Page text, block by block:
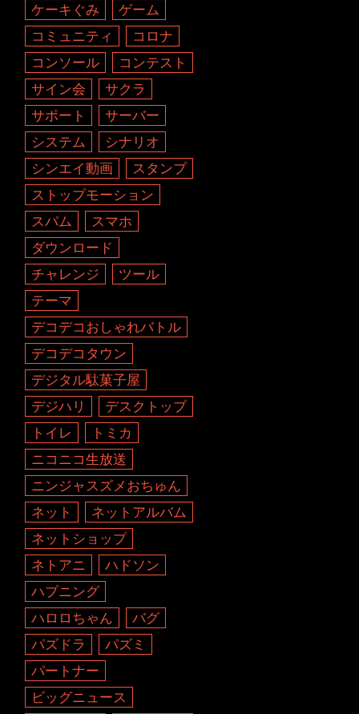
ケーキぐみ
ゲーム
コミュニティ
コロナ
コンソール
コンテスト
サイン会
サクラ
サポート
サーバー
システム
シナリオ
シンエイ動画
スタンプ
ストップモーション
スパム
スマホ
ダウンロード
チャレンジ
ツール
テーマ
デコデコおしゃれバトル
デコデコタウン
デジタル駄菓子屋
デジハリ
デスクトップ
トイレ
トミカ
ニコニコ生放送
ニンジャスズメおちゅん
ネット
ネットアルバム
ネットショップ
ネトアニ
ハドソン
ハプニング
ハロロちゃん
バグ
パズドラ
パズミ
パートナー
ビッグニュース